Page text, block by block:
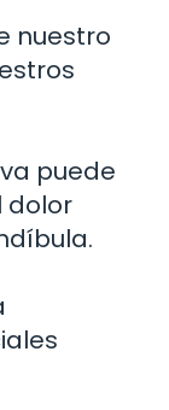
nuestro
puede
dolor